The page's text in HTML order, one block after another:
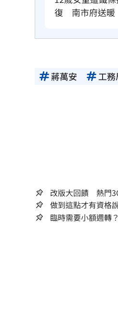
復　南市府送暖
蔣萬安 工務
改版大回饋 熱門
做到這點才有資格
臨時需要小額週轉